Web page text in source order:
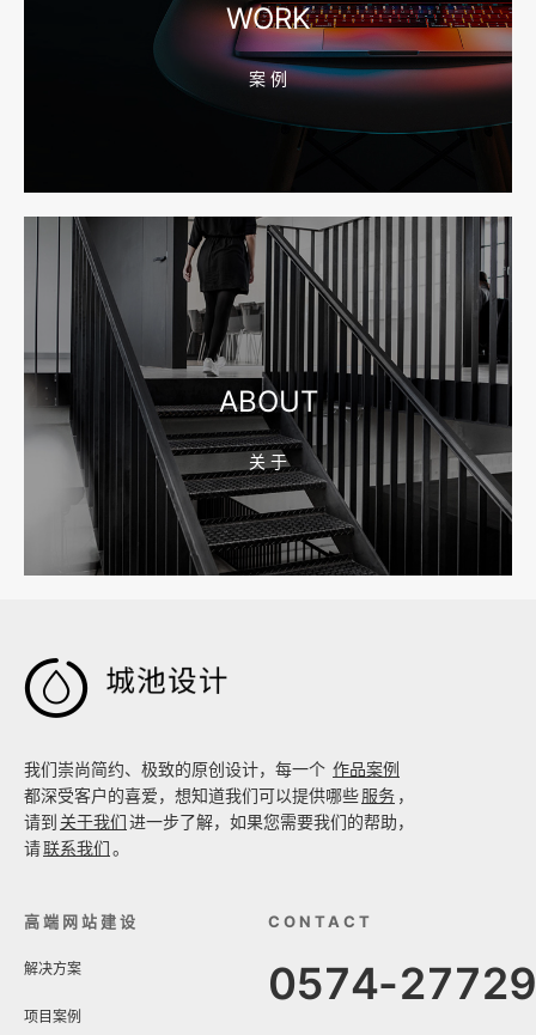
宁波网站建设报价怎么看？合同、源码和后台要先写清
2026-08-04 17:55:09
宁波制造业网站建设公司怎么选？先看产品询盘字段
2026-08-02 17:58:44
工厂短视频拍摄后，怎样放进官网帮助客户判断实力
WORK
案 例
ABOUT
关 于

我们崇尚简约、极致的原创设计，每一个 作品案例
都深受客户的喜爱，想知道我们可以提供哪些服务 ，
请到 关于我们进一步了解，如果您需要我们的帮助，
请联系我们。
高端网站建设
解决方案
项目案例
CONTACT
0574-